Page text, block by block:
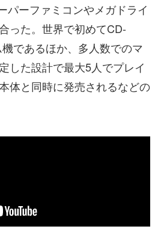
パーファミコンやメガドライ
った。世界で初めてCD-
であるほか、多人数でのマ
した設計で最大5人でプレイ
体と同時に発売されるなどの